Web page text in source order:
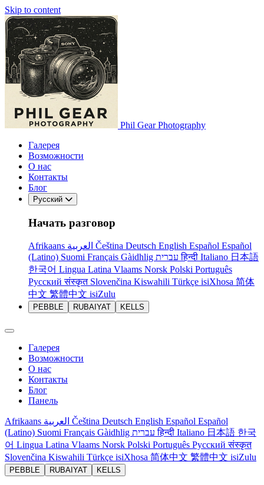
Skip to content
Phil Gear Photography
Галерея
Возможности
О нас
Контакты
Блог
Русский
Начать разговор
Afrikaans Čeština Deutsch English Español Español
(Latino) Suomi Français Gàidhlig עבריתहिन्दी Italiano 日本語
한국어 Lingua Latina Vlaams Norsk Polski Português
Русскийसंस्कृत Slovenčina Kiswahili Türkçe isiXhosa 简体
中文 繁體中文 isiZulu
PEBBLE RUBAIYAT KELLS
Галерея
Возможности
О нас
Контакты
Блог
Панель
Afrikaans Čeština Deutsch English Español Español
(Latino) Suomi Français Gàidhlig עבריתहिन्दी Italiano 日本語 한국
어 Lingua Latina Vlaams Norsk Polski Português Русскийसंस्कृत
Slovenčina Kiswahili Türkçe isiXhosa 简体中文 繁體中文 isiZulu
PEBBLE RUBAIYAT KELLS